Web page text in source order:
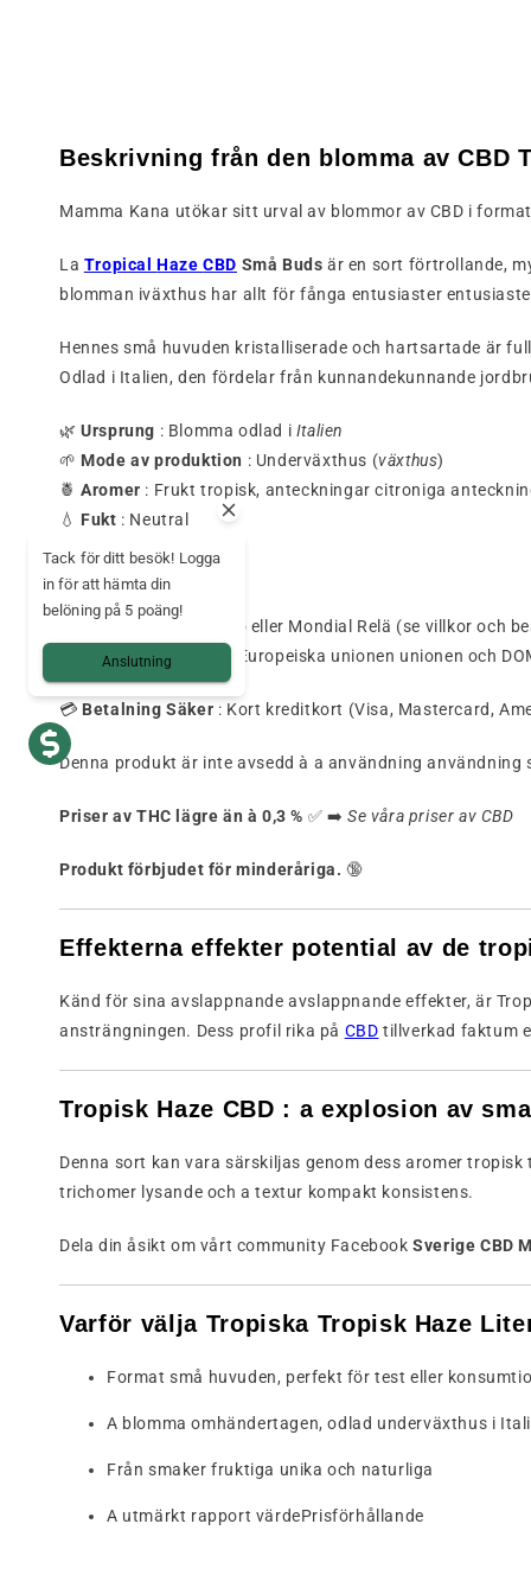
Beskrivning frånden blomma avCBD
Mamma Kana utökar sitt urvalav blommorav CBD iformat
La TropicalHazeCBD Små Buds är en sort förtrollande,
blomman iväxthus har allt förfånga entusiaster
Hennessmå huvuden kristalliseradeoch hartsartade är
Odlad i Italien,den fördelarfrån kunnandekunnande
🌿Ursprung : Blommaodlad i Italien
🌱 Modeavproduktion : Underväxthus (växthus)
🍍Aromer : Frukttropisk, anteckningarcitroniga
💧 Fukt : Neutral
Colissimo eller Mondial Relä (se villkor och
LandavLeverans Europeiska unionen unionen och
💳 BetalningSäker : Kort kreditkort (Visa, Mastercard,
Denna produktär inteavseddà a användninganvändning
PriseravTHC lägre än à0,3 % ✅ ➡️Se våra priserav CBD
Produkt förbjudet förminderåriga. 🔞
Effekternaeffekter potential av de
Känd försinaavslappnandeavslappnande effekter,är
ansträngningen. Dess profil rika på CBD tillverkad faktum
Tropisk Haze CBD : a explosion av
Denna sort kan varasärskiljas genomdessaromertropisk
trichomer lysande ochatextur kompakt konsistens.
Dela dinåsiktom vårt community FacebookSverigeCBD
Varför välja Tropiska Tropisk Haze
Formatsmå huvuden, perfekt förtesteller
A blommaomhändertagen,odlad underväxthus i
Från smakerfruktiga unikaoch naturliga
A utmärkt rapport värdePrisförhållande
Tack för ditt besök! Logga
in för att hämta din
belöning på 5 poäng!
Anslutning